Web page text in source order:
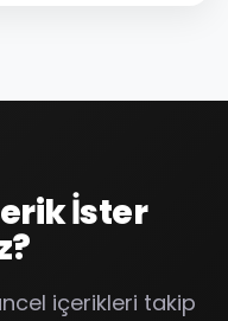
İster
içerikleri takip